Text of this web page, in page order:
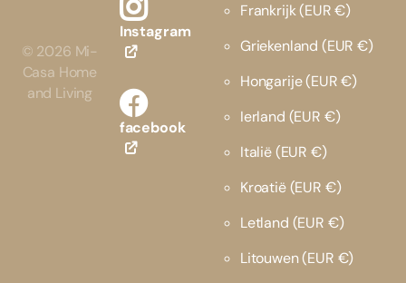
© 2026 Mi-
Casa Home
and Living
Instagram
facebook
Frankrijk(EUR €)
Griekenland (EUR €)
Hongarije(EUR €)
Ierland (EUR €)
Italië(EUR €)
Kroatië(EUR €)
Letland (EUR €)
Litouwen(EUR €)